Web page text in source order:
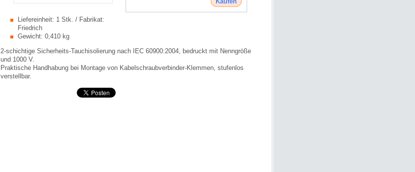
Liefereinheit: 1 Stk. / Fabrikat:
Friedrich
Gewicht: 0,410 kg
2-schichtige Sicherheits-Tauchisolierung nach IEC 60900:2004, bedruckt mit Nenngröße
und 1000 V.
Praktische Handhabung bei Montage von Kabelschraubverbinder-Klemmen, stufenlos
verstellbar.